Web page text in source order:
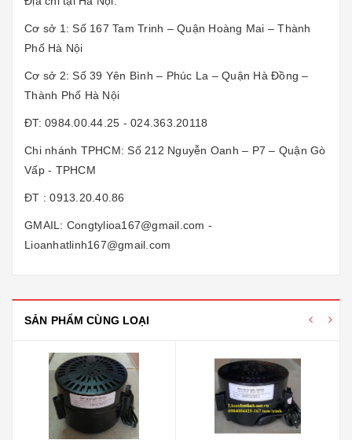
Cơ sở 1: Số 167 Tam Trinh – Quận Hoàng Mai – Thành
Phố Hà Nội
Cơ sở 2: Số 39 Yên Bình – Phúc La – Quận Hà Đồng –
Thành Phố Hà Nội
ĐT: 0984.00.44.25 - 024.363.20118
Chi nhánh TPHCM: Số 212 Nguyễn Oanh – P7 – Quận Gò
Vấp - TPHCM
ĐT : 0913.20.40.86
GMAIL: Congtylioa167@gmail.com -
Lioanhatlinh167@gmail.com
SẢN PHẨM CÙNG LOẠI